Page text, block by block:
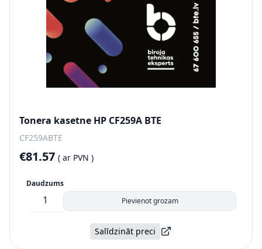
Tonera kasetne HP CF259A BTE
CF259ABTE
€81.57 ( ar PVN )
Daudzums
Pievienot grozam
Salīdzināt preci